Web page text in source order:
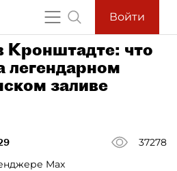
Войти
Кронштадте: что
легендарном
заливе
37278
Max